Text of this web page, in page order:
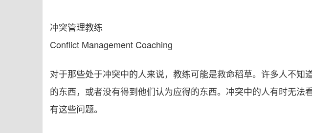
冲突管理教练
Conflict Management Coaching
对于那些处于冲突中的人来说，教练可能是救命稻草。许多人不
的东西，或者没有得到他们认为应得的东西。冲突中的人有时无
有这些问题。